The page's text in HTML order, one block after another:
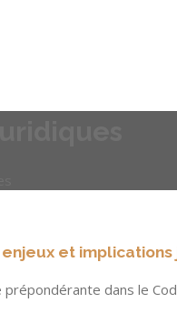
et
prépondérante dans le